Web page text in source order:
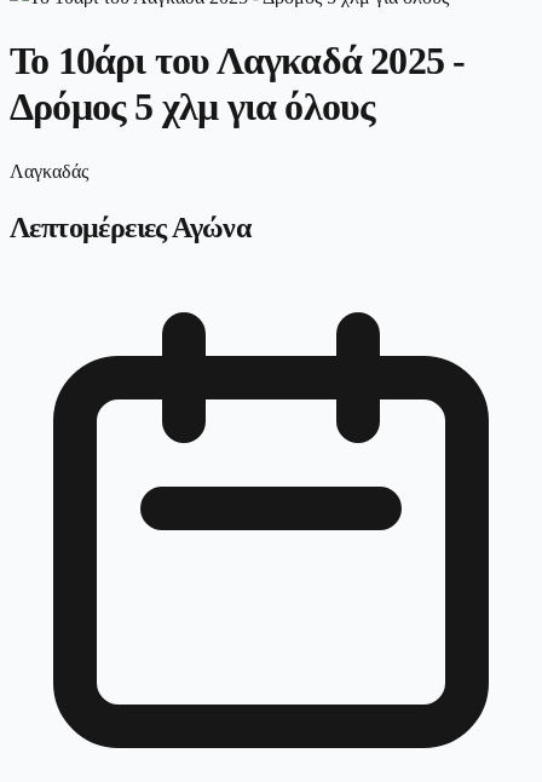
Το 10άρι του Λαγκαδά 2025 -
Δρόμος 5 χλμ για όλους
Λαγκαδάς
Λεπτομέρειες Αγώνα